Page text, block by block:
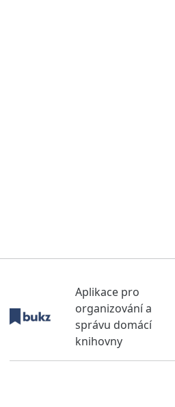
Aplikace pro
organizování a
správu domácí
knihovny